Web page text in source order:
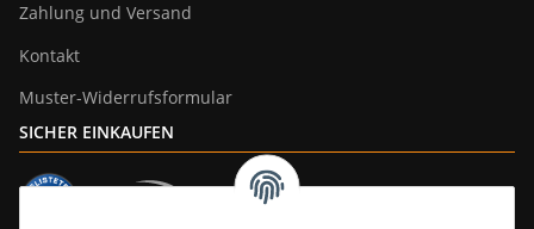
Zahlung und Versand
Kontakt
Muster-Widerrufsformular
SICHER EINKAUFEN